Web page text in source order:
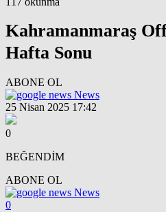
Kahramanmaraş
Hafta Sonu
ABONE OL
News
25 Nisan 2025 17:42
0
BEĞENDİM
ABONE OL
News
0